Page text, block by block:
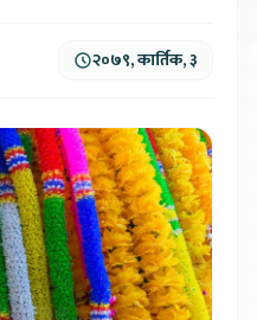
२०७९, कार्तिक, ३